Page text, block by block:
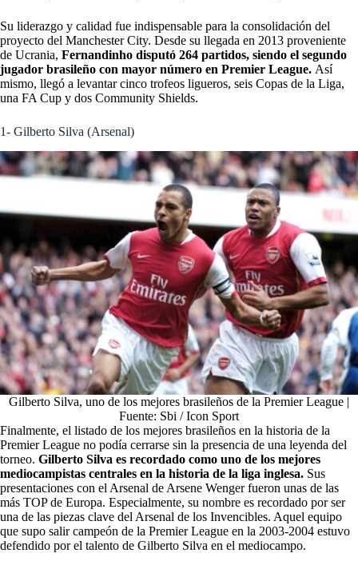
Su liderazgo y calidad fue indispensable para la consolidación del
proyecto del Manchester City. Desde su llegada en 2013 proveniente
de Ucrania, Fernandinho disputó 264 partidos, siendo el segundo
jugador brasileño con mayor número en Premier League. Así
mismo, llegó a levantar cinco trofeos ligueros, seis Copas de la Liga,
una FA Cup y dos Community Shields.
1- Gilberto Silva (Arsenal)
Gilberto Silva, uno de los mejores brasileños de la Premier League |
Fuente: Sbi / Icon Sport
Finalmente, el listado de los mejores brasileños en la historia de la
Premier League no podía cerrarse sin la presencia de una leyenda del
torneo. Gilberto Silva es recordado como uno de los mejores
mediocampistas centrales en la historia de la liga inglesa. Sus
presentaciones con el Arsenal de Arsene Wenger fueron unas de las
más TOP de Europa. Especialmente, su nombre es recordado por ser
una de las piezas clave del Arsenal de los Invencibles. Aquel equipo
que supo salir campeón de la Premier League en la 2003-2004 estuvo
defendido por el talento de Gilberto Silva en el mediocampo.